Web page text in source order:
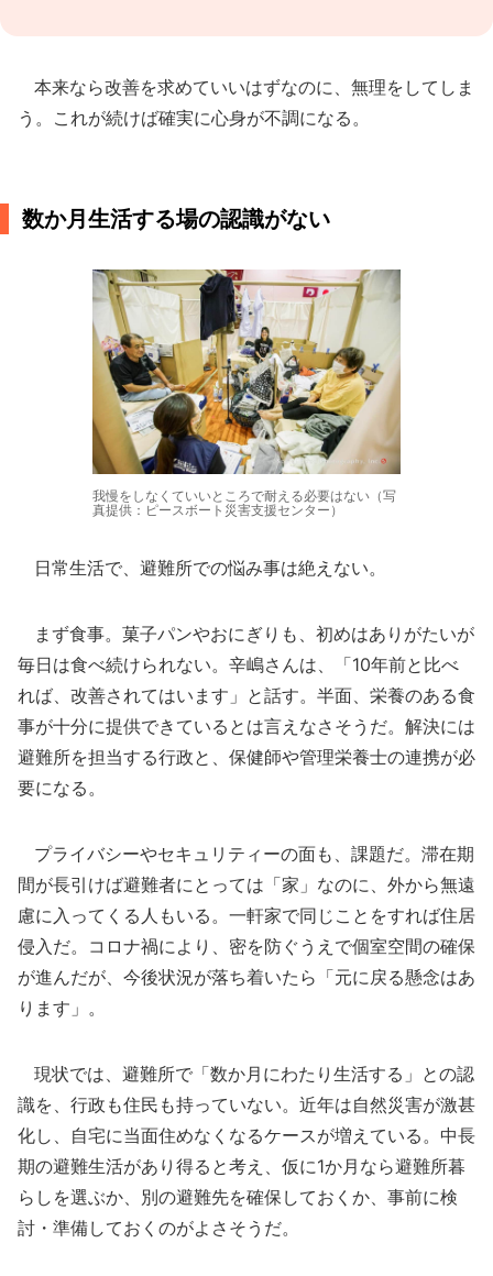
本来なら改善を求めていいはずなのに、無理をしてしま
う。これが続けば確実に心身が不調になる。
数か月生活する場の認識がない
我慢をしなくていいところで耐える必要はない（写
真提供：ピースボート災害支援センター）
日常生活で、避難所での悩み事は絶えない。
まず食事。菓子パンやおにぎりも、初めはありがたいが
毎日は食べ続けられない。辛嶋さんは、「10年前と比べ
れば、改善されてはいます」と話す。半面、栄養のある食
事が十分に提供できているとは言えなさそうだ。解決には
避難所を担当する行政と、保健師や管理栄養士の連携が必
要になる。
プライバシーやセキュリティーの面も、課題だ。滞在期
間が長引けば避難者にとっては「家」なのに、外から無遠
慮に入ってくる人もいる。一軒家で同じことをすれば住居
侵入だ。コロナ禍により、密を防ぐうえで個室空間の確保
が進んだが、今後状況が落ち着いたら「元に戻る懸念はあ
ります」。
現状では、避難所で「数か月にわたり生活する」との認
識を、行政も住民も持っていない。近年は自然災害が激甚
化し、自宅に当面住めなくなるケースが増えている。中長
期の避難生活があり得ると考え、仮に1か月なら避難所暮
らしを選ぶか、別の避難先を確保しておくか、事前に検
討・準備しておくのがよさそうだ。